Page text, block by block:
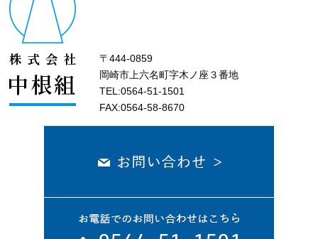
〒444-0859
岡崎市上六名町字木ノ座３番地
TEL:0564-51-1501
FAX:0564-58-8670